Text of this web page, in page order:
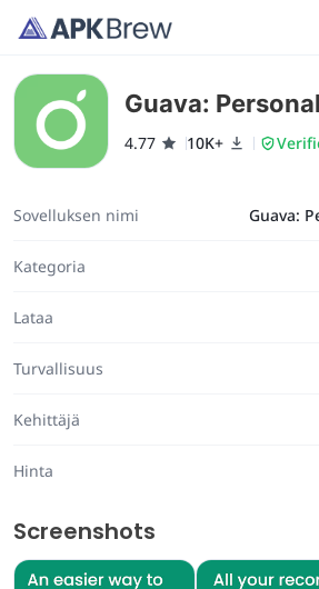
Guava:
Tracker
4.77 10K+
Sovelluksen nimi Guava:
Kategoria
Lataa
Turvallisuus
Kehittäjä
Hinta
Screenshots